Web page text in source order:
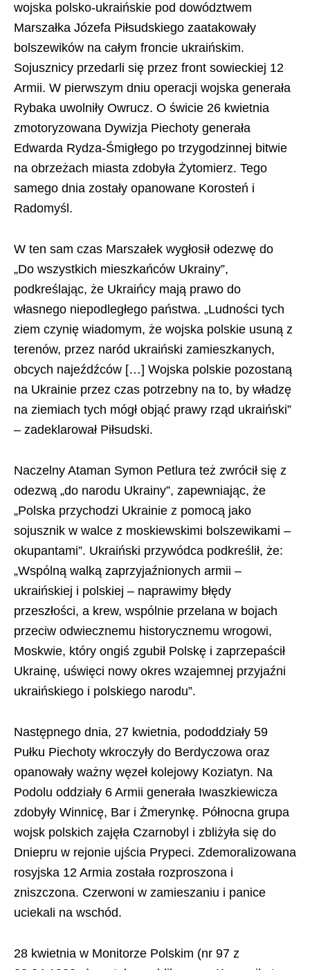
wojska polsko-ukraińskie pod dowództwem
Marszałka Józefa Piłsudskiego zaatakowały
bolszewików na całym froncie ukraińskim.
Sojusznicy przedarli się przez front sowieckiej 12
Armii. W pierwszym dniu operacji wojska generała
Rybaka uwolniły Owrucz. O świcie 26 kwietnia
zmotoryzowana Dywizja Piechoty generała
Edwarda Rydza-Śmigłego po trzygodzinnej bitwie
na obrzeżach miasta zdobyła Żytomierz. Tego
samego dnia zostały opanowane Korosteń i
Radomyśl.
W ten sam czas Marszałek wygłosił odezwę do
„Do wszystkich mieszkańców Ukrainy”,
podkreślając, że Ukraińcy mają prawo do
własnego niepodległego państwa. „Ludności tych
ziem czynię wiadomym, że wojska polskie usuną z
terenów, przez naród ukraiński zamieszkanych,
obcych najeźdźców […] Wojska polskie pozostaną
na Ukrainie przez czas potrzebny na to, by władzę
na ziemiach tych mógł objąć prawy rząd ukraiński”
– zadeklarował Piłsudski.
Naczelny Ataman Symon Petlura też zwrócił się z
odezwą „do narodu Ukrainy”, zapewniając, że
„Polska przychodzi Ukrainie z pomocą jako
sojusznik w walce z moskiewskimi bolszewikami –
okupantami”. Ukraiński przywódca podkreślił, że:
„Wspólną walką zaprzyjaźnionych armii –
ukraińskiej i polskiej – naprawimy błędy
przeszłości, a krew, wspólnie przelana w bojach
przeciw odwiecznemu historycznemu wrogowi,
Moskwie, który ongiś zgubił Polskę i zaprzepaścił
Ukrainę, uświęci nowy okres wzajemnej przyjaźni
ukraińskiego i polskiego narodu”.
Następnego dnia, 27 kwietnia, pododdziały 59
Pułku Piechoty wkroczyły do Berdyczowa oraz
opanowały ważny węzeł kolejowy Koziatyn. Na
Podolu oddziały 6 Armii generała Iwaszkiewicza
zdobyły Winnicę, Bar i Żmerynkę. Północna grupa
wojsk polskich zajęła Czarnobyl i zbliżyła się do
Dniepru w rejonie ujścia Prypeci. Zdemoralizowana
rosyjska 12 Armia została rozproszona i
zniszczona. Czerwoni w zamieszaniu i panice
uciekali na wschód.
28 kwietnia w Monitorze Polskim (nr 97 z